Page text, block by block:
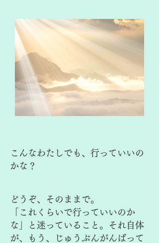
こんなわたしでも、行っていいの
かな？
どうぞ、そのままで。
「これくらいで行っていいのか
な」と迷っていること。それ自体
が、もう、じゅうぶんがんばって